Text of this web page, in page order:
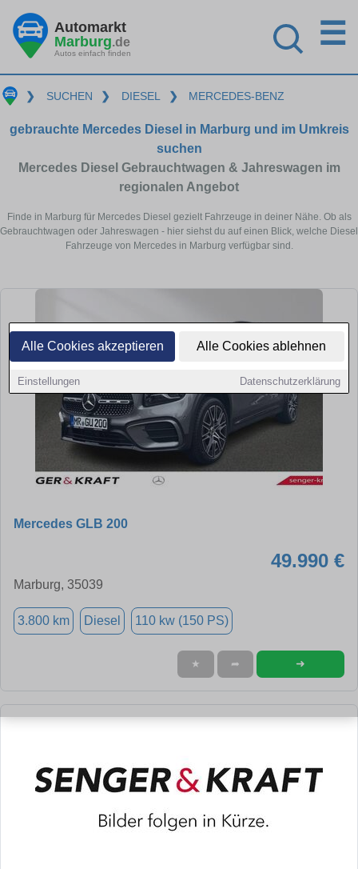
Alle Cookies akzeptieren Alle Cookies ablehnen
Einstellungen Datenschutzerklärung
Automarkt
Marburg.de
Autos einfach finden
☰
❯ SUCHEN ❯ DIESEL ❯ MERCEDES-BENZ
gebrauchte Mercedes Diesel in Marburg und im Umkreis
suchen
Mercedes Diesel Gebrauchtwagen & Jahreswagen im
regionalen Angebot
Finde in Marburg für Mercedes Diesel gezielt Fahrzeuge in deiner Nähe. Ob als
Gebrauchtwagen oder Jahreswagen - hier siehst du auf einen Blick, welche Diesel
Fahrzeuge von Mercedes in Marburg verfügbar sind.
Mercedes GLB 200
49.990 €
Marburg, 35039
3.800 km Diesel 110 kw (150 PS)
★ ➦ ➜